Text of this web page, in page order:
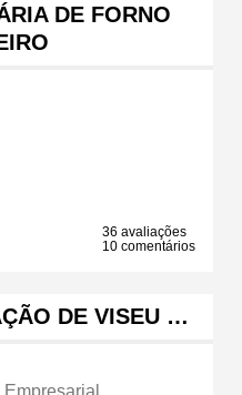
DE FORNO
36 avaliações
10 comentários
DE VISEU …